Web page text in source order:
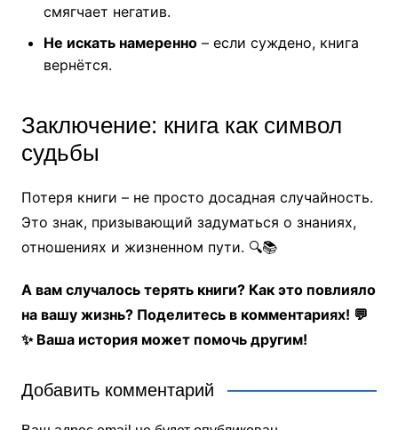
смягчает негатив.
Не искать намеренно– если суждено, книга
вернётся.
Заключение: книга как символ
судьбы
Потеря книги – не просто досадная случайность.
Это знак, призывающий задуматься о знаниях,
отношениях и жизненном пути. 🔍📚
А вам случалось терять книги? Как это повлияло
на вашу жизнь? Поделитесь в комментариях! 💬
✨ Ваша история может помочь другим!
Добавить комментарий